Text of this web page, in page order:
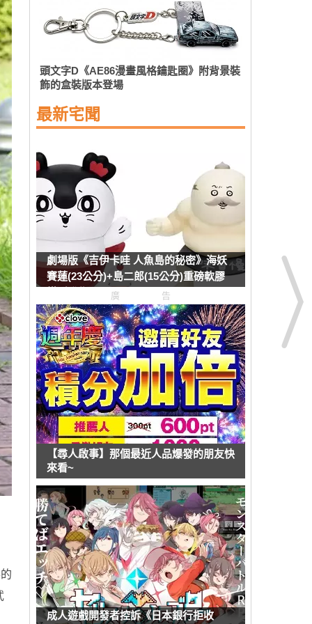
頭文字D《AE86漫畫風格鑰匙圈》附背景裝
飾的盒裝版本登場
最新宅聞
劇場版《吉伊卡哇 人魚島的秘密》海妖
賽蓮(23公分)+島二郎(15公分)重磅軟膠
廣告
【尋人啟事】那個最近人品爆發的朋友快
來看~
成人遊戲開發者控訴《日本銀行拒收